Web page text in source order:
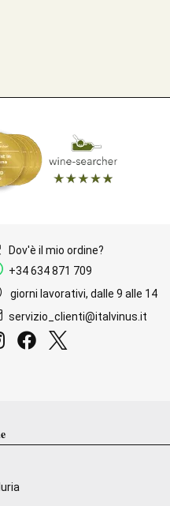
Dov'è il mio ordine?
+34 634 871 709
giorni lavorativi, dalle 9 alle 14
servizio_clienti@italvinus.it